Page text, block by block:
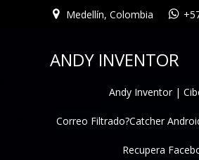
Medellín, Colombia
ANDY INVENTOR
Andy Inventor |
Correo Filtrado?Catcher
Recupera